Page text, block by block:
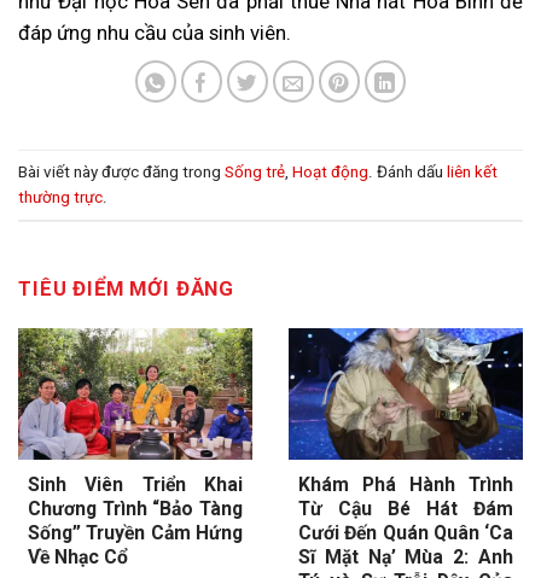
đáp ứng nhu cầu của sinh viên.
Bài viết này được đăng trong Sống trẻ Hoạt động . Đánh dấu liên kết
thường trực
TIÊU ĐIỂM MỚI ĐĂNG
Sinh Viên Triển Khai
Chương Trình “Bảo Tàng
Sống” Truyền Cảm Hứng
Về Nhạc Cổ
Khám Phá Hành Trình
Từ Cậu Bé Hát Đám
Cưới Đến Quán Quân ‘Ca
Sĩ Mặt Nạ’ Mùa 2: Anh